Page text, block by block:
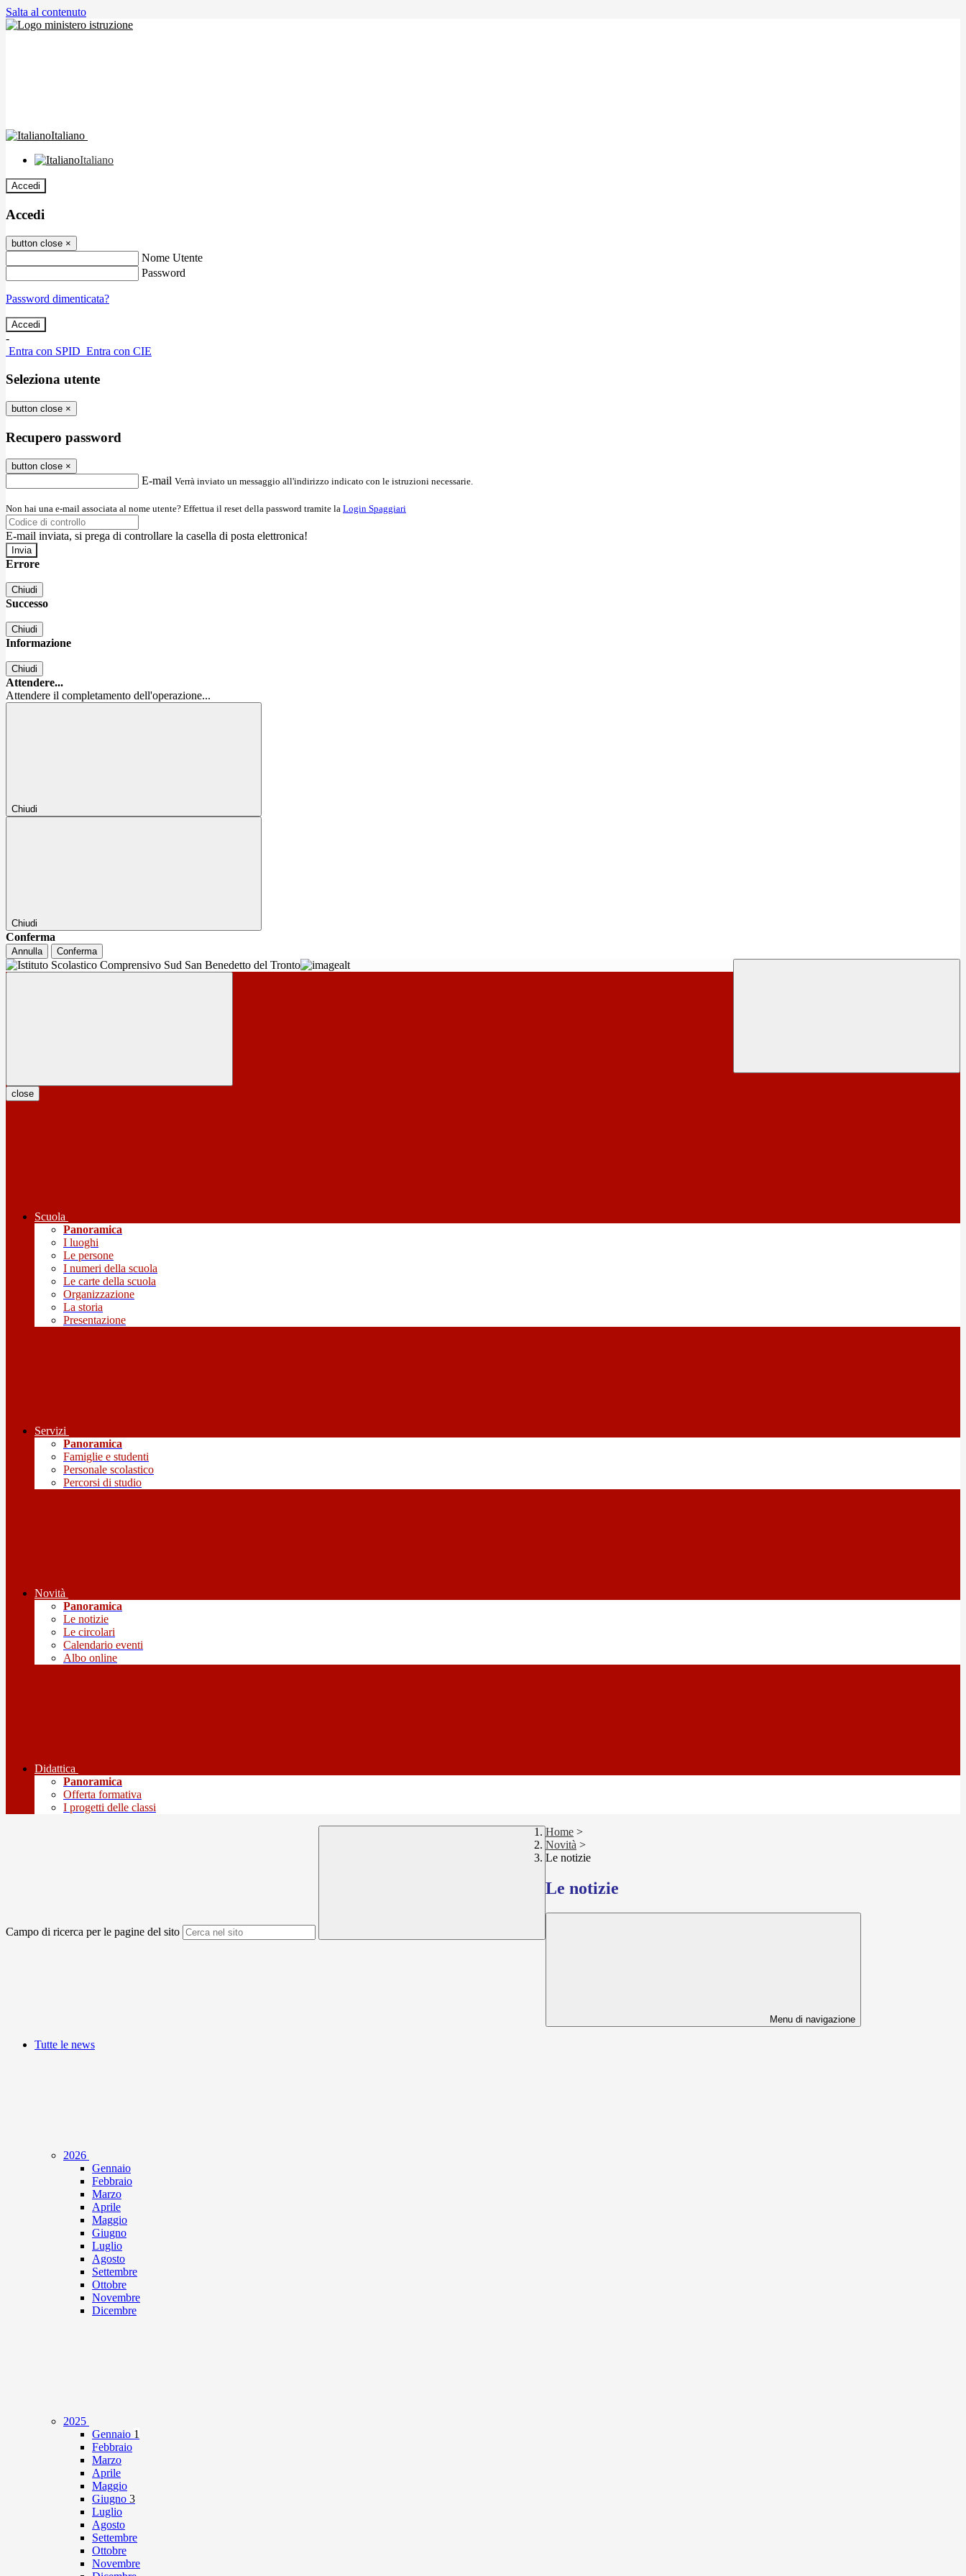
Salta al contenuto
Italiano
Italiano
Accedi
Accedi
button close ×
Nome Utente
Password
Password dimenticata?
-
Entra con SPID Entra con CIE
Seleziona utente
button close ×
Recupero password
button close ×
E-mail Verrà inviato un messaggio all'indirizzo indicato con le istruzioni necessarie.
Non hai una e-mail associata al nome utente? Effettua il reset della password tramite la Login Spaggiari
E-mail inviata, si prega di controllare la casella di posta elettronica!
Errore
Chiudi
Successo
Chiudi
Informazione
Chiudi
Attendere...
Attendere il completamento dell'operazione...
Chiudi
Chiudi
Conferma
Annulla Conferma
close
Scuola
Panoramica
I luoghi
Le persone
I numeri della scuola
Le carte della scuola
Organizzazione
La storia
Presentazione
Servizi
Panoramica
Famiglie e studenti
Personale scolastico
Percorsi di studio
Novità
Panoramica
Le notizie
Le circolari
Calendario eventi
Albo online
Didattica
Panoramica
Offerta formativa
I progetti delle classi
Campo di ricerca per le pagine del sito
Home >
Novità >
Le notizie
Le notizie
Menu di navigazione
Tutte le news
2026
Gennaio
Febbraio
Marzo
Aprile
Maggio
Giugno
Luglio
Agosto
Settembre
Ottobre
Novembre
Dicembre
2025
Gennaio 1
Febbraio
Marzo
Aprile
Maggio
Giugno 3
Luglio
Agosto
Settembre
Ottobre
Novembre